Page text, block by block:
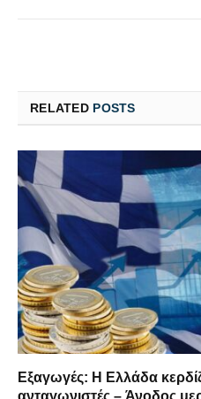
RELATED POSTS
Εξαγωγές: Η Ελλάδα
ανταγωνιστές – Άνοδος